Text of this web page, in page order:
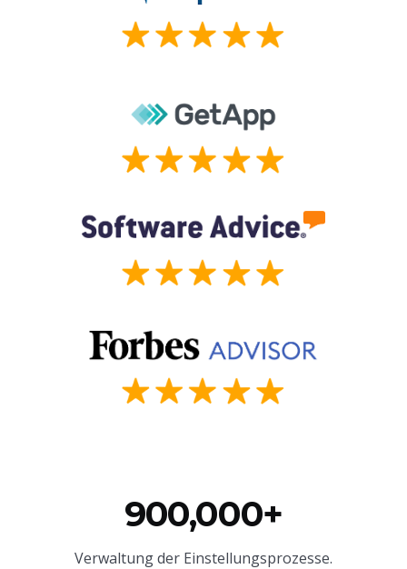
900,000+
Verwaltung der Einstellungsprozesse.